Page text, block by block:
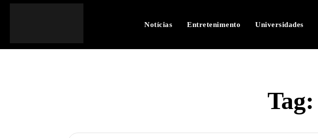
Notícias Entretenimento Universidades
Tag: